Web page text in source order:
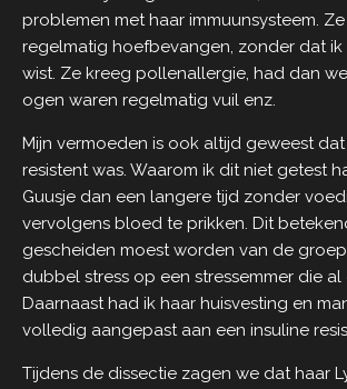
problemen met haar immuunsysteem.
regelmatig hoefbevangen, zonder dat ik
wist. Ze kreeg pollenallergie, had dan
ogen waren regelmatig vuil enz.
Mijn vermoeden is ook altijd geweest dat
resistent was. Waarom ik dit niet getest
Guusje dan een langere tijd zonder
vervolgens bloed te prikken. Dit
gescheiden moest worden van de
dubbel stress op een stressemmer die al
Daarnaast had ik haar huisvesting en
volledig aangepast aan een insuline
Tijdens de dissectie zagen we dat haar